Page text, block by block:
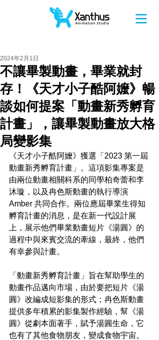
不讓畢製動畫，畢業就封
存！《天才小子酷阿嬤》暢
談如何提案「動畫新秀孵育
計畫」，讓畢製動畫放大格
局變影集
2024年2月1日
《天才小子酷阿嬤》獲選「 2023 第一屆
動畫新秀孵育計畫 」。這項影集專案是
由兩位動畫相關科系的同學柏奇蕾和李
沐璇，以及冉色斯動畫的執行導演
Amber 共同合作。兩位應屆畢業生得知
孵育計畫的消息，是在新一代設計展
上，展示他們畢業動畫短片《湯圓》的
過程中與來賓交流的牽線，最終，他們
有幸參與計畫。
「動畫新秀孵育計畫」旨在幫助學生的
動畫作品邁向市場，由於要把短片《湯
圓》改編成短影集的形式；冉色斯動畫
提供多年積累的影集製作經驗，幫《湯
圓》從劇本面著手，賦予湯圓生命，它
也有了其他食物朋友，變成食物宇宙。